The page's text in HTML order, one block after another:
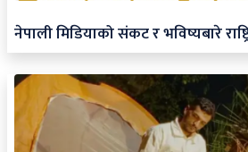
नेपाली मिडियाको संकट र भविष्यबारे